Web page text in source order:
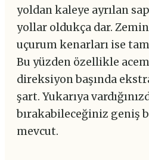
yoldan kaleye ayrılan
yollar oldukça dar.
uçurum kenarları ise
Bu yüzden özellikle
direksiyon başında
şart. Yukarıya
bırakabileceğiniz geniş
mevcut.